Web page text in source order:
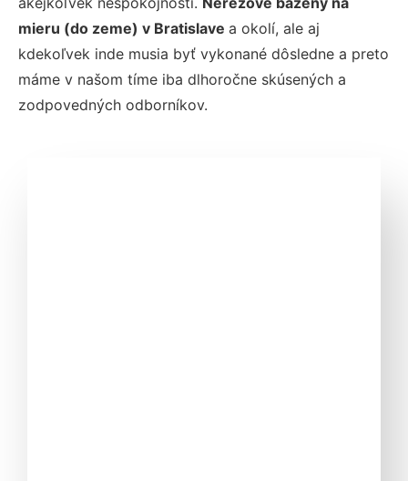
mieru (do zeme) v Bratislave a okolí, ale aj
kdekoľvek inde musia byť vykonané dôsledne a preto
máme v našom tíme iba dlhoročne skúsených a
zodpovedných odborníkov.